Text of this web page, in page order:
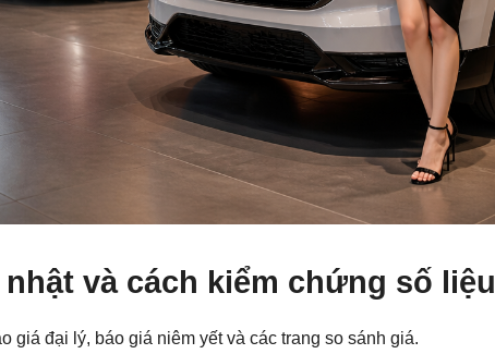
và cách kiểm chứng số liệu
đại lý, báo giá niêm yết và các trang so sánh giá.